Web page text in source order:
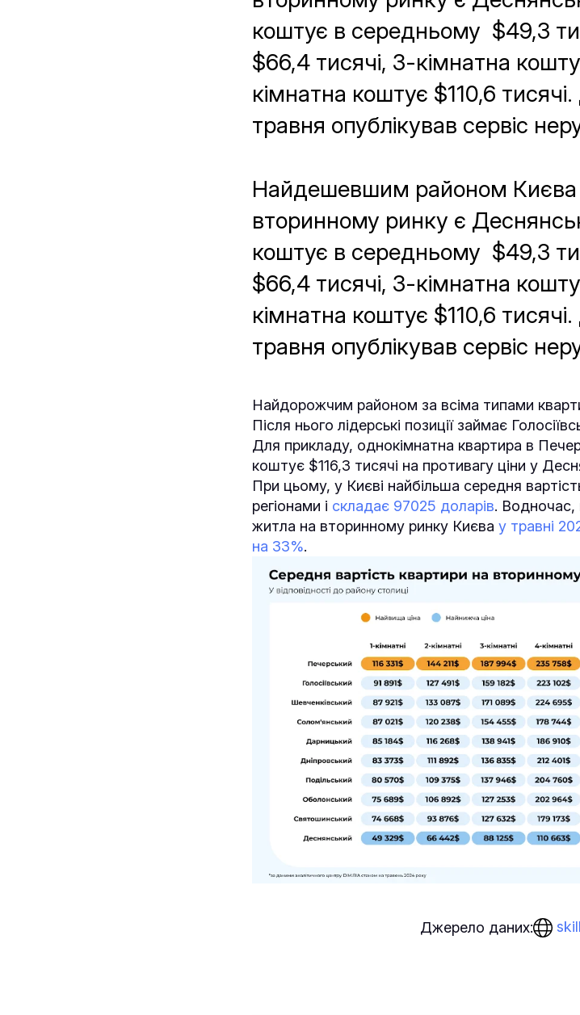
коштує в середньому $49,3
$66,4 тисячі, 3-кімнатна
кімнатна коштує $110,6
травня опублікував сервіс
Найдешевшим районом Києва
вторинному ринку є
коштує в середньому $49,3
$66,4 тисячі, 3-кімнатна
кімнатна коштує $110,6
травня опублікував сервіс
Найдорожчим районом за всіма типами
Після нього лідерські позиції займає
Для прикладу, однокімнатна квартира в
коштує $116,3 тисячі на противагу ціни у
При цьому, у Києві найбільша середня
регіонами і складає 97025 доларів. Водночас,
житла на вторинному ринку Києва у травні
на 33%.
Джерело даних: